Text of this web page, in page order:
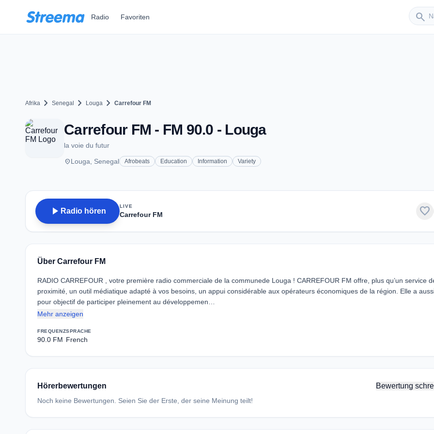
Radio Favoriten search
Sender
Afrika chevron_right Senegal chevron_right Louga chevron_right Carrefour FM
Carrefour FM - FM 90.0 - Louga
la voie du futur
placeLouga, Senegal Afrobeats Education Information Variety
play_arrow Radio hören
LIVE
Carrefour FM favorite
Über Carrefour FM
RADIO CARREFOUR , votre première radio commerciale de la communede Louga ! CARREFOUR FM offre, plus qu’un service
proximité, un outil médiatique adapté à vos besoins, un appui considérable aux opérateurs économiques de la région. Elle a
pour objectif de participer pleinement au développemen…
Mehr anzeigen
FREQUENZ
90.0 FM
SPRACHE
French
Hörerbewertungen Bewertung
Noch keine Bewertungen. Seien Sie der Erste, der seine Meinung teilt!